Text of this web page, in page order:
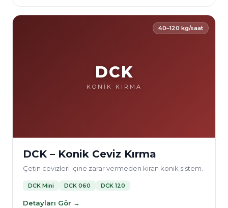
40–120 kg/saat
DCK
KONİK KIRMA
DCK – Konik Ceviz Kırma
Çetin cevizleri içine zarar vermeden kıran konik sistem.
DCK Mini DCK 060 DCK 120
Detayları Gör →